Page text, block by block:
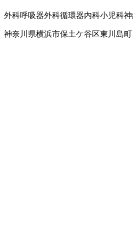
外科呼吸器外科循環器内科小児科
神奈川県横浜市保土ケ谷区東川島町